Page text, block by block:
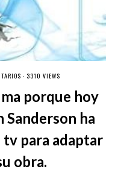
· 3310 VIEWS
porque hoy
Sanderson ha
para adaptar
obra.